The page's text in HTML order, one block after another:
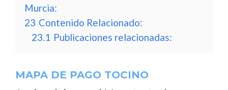
Murcia:
23 Contenido Relacionado:
23.1 Publicaciones relacionadas:
MAPA DE PAGO TOCINO